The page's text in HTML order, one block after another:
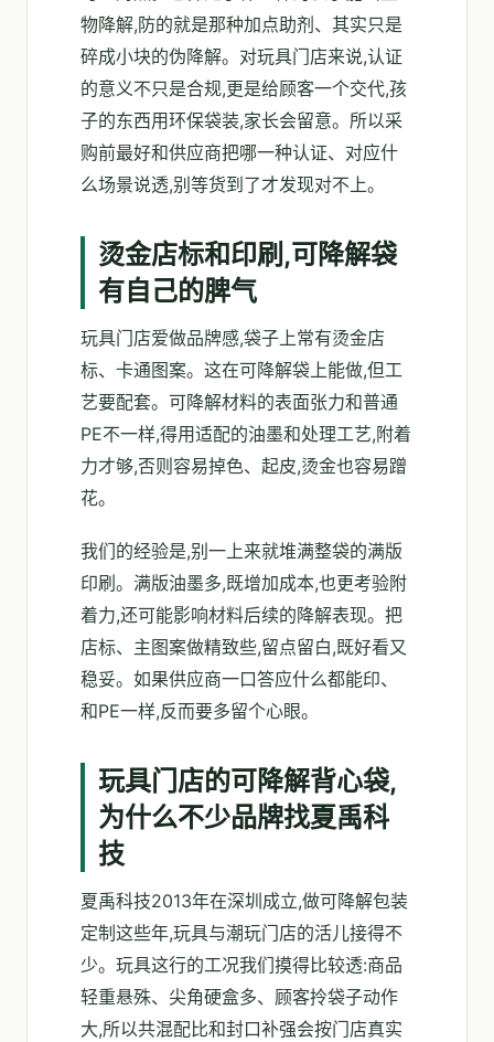
物降解,防的就是那种加点助剂、其实只是
碎成小块的伪降解。对玩具门店来说,认证
的意义不只是合规,更是给顾客一个交代,孩
子的东西用环保袋装,家长会留意。所以采
购前最好和供应商把哪一种认证、对应什
么场景说透,别等货到了才发现对不上。
烫金店标和印刷,可降解袋
有自己的脾气
玩具门店爱做品牌感,袋子上常有烫金店
标、卡通图案。这在可降解袋上能做,但工
艺要配套。可降解材料的表面张力和普通
PE不一样,得用适配的油墨和处理工艺,附着
力才够,否则容易掉色、起皮,烫金也容易蹭
花。
我们的经验是,别一上来就堆满整袋的满版
印刷。满版油墨多,既增加成本,也更考验附
着力,还可能影响材料后续的降解表现。把
店标、主图案做精致些,留点留白,既好看又
稳妥。如果供应商一口答应什么都能印、
和PE一样,反而要多留个心眼。
玩具门店的可降解背心袋,
为什么不少品牌找夏禹科
技
夏禹科技2013年在深圳成立,做可降解包装
定制这些年,玩具与潮玩门店的活儿接得不
少。玩具这行的工况我们摸得比较透:商品
轻重悬殊、尖角硬盒多、顾客拎袋子动作
大,所以共混配比和封口补强会按门店真实